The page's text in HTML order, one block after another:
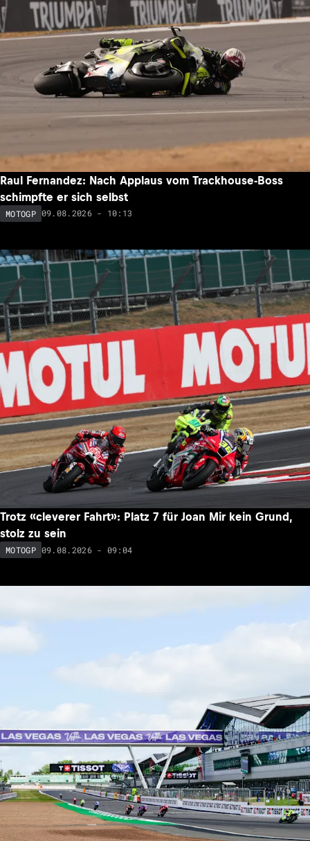
Raul Fernandez: Nach Applaus vom Trackhouse-Boss
schimpfte er sich selbst
MOTOGP 09.08.2026 - 10:13
Trotz «cleverer Fahrt»: Platz 7 für Joan Mir kein Grund,
stolz zu sein
MOTOGP 09.08.2026 - 09:04